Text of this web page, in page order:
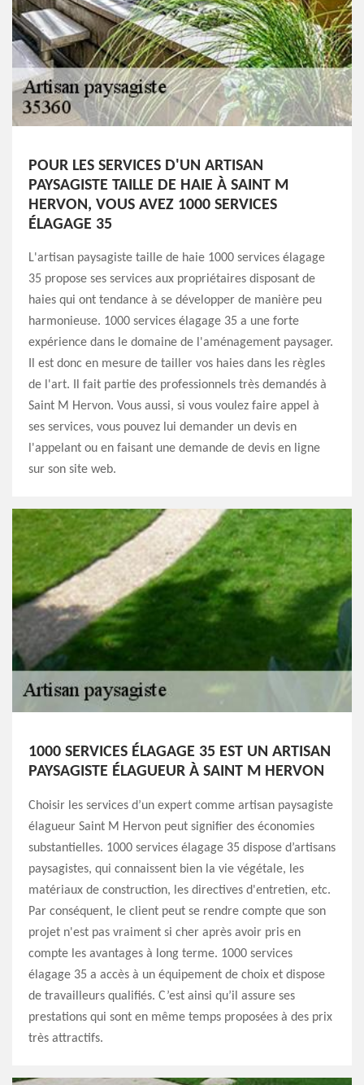
POUR LES SERVICES D'UN ARTISAN
PAYSAGISTE TAILLE DE HAIE À SAINT M
HERVON, VOUS AVEZ 1000 SERVICES
ÉLAGAGE 35
L'artisan paysagiste taille de haie 1000 services élagage
35 propose ses services aux propriétaires disposant de
haies qui ont tendance à se développer de manière peu
harmonieuse. 1000 services élagage 35 a une forte
expérience dans le domaine de l'aménagement paysager.
Il est donc en mesure de tailler vos haies dans les règles
de l'art. Il fait partie des professionnels très demandés à
Saint M Hervon. Vous aussi, si vous voulez faire appel à
ses services, vous pouvez lui demander un devis en
l'appelant ou en faisant une demande de devis en ligne
sur son site web.
1000 SERVICES ÉLAGAGE 35 EST UN ARTISAN
PAYSAGISTE ÉLAGUEUR À SAINT M HERVON
Choisir les services d’un expert comme artisan paysagiste
élagueur Saint M Hervon peut signifier des économies
substantielles. 1000 services élagage 35 dispose d’artisans
paysagistes, qui connaissent bien la vie végétale, les
matériaux de construction, les directives d'entretien, etc.
Par conséquent, le client peut se rendre compte que son
projet n'est pas vraiment si cher après avoir pris en
compte les avantages à long terme. 1000 services
élagage 35 a accès à un équipement de choix et dispose
de travailleurs qualifiés. C’est ainsi qu’il assure ses
prestations qui sont en même temps proposées à des prix
très attractifs.